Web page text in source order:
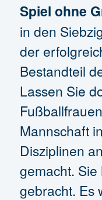
Spiel ohne
in den
der
Bestandteil
Lassen Sie
Mannschaft
Disziplinen
gemacht.
gebracht. Es